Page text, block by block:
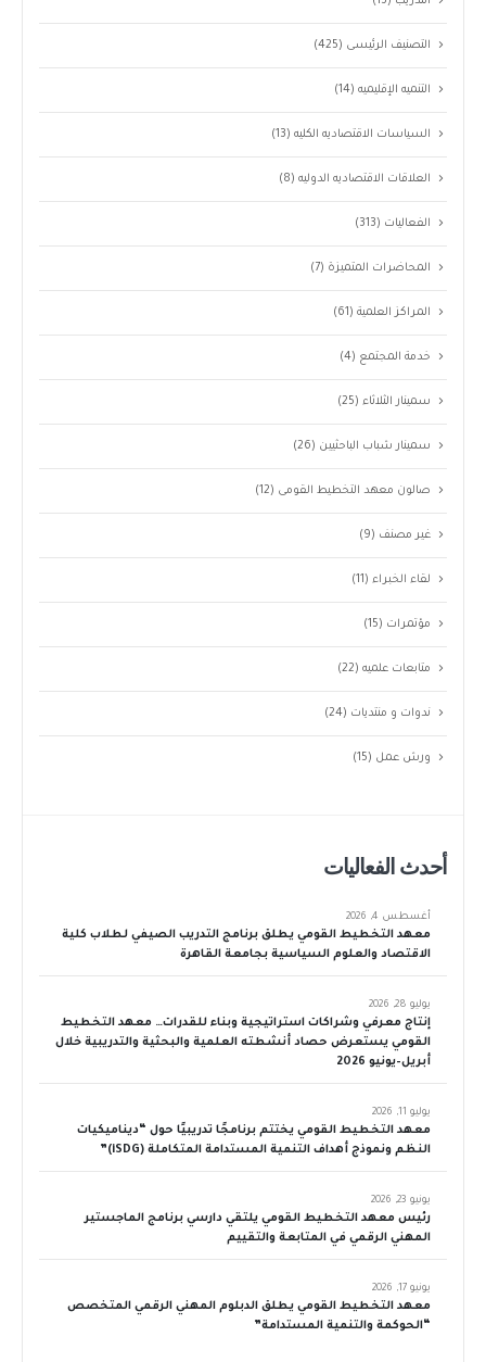
التصنيف الرئيسى (425)
التنميه الإقليميه(14)
السياسات الاقتصاديه الكليه(13)
العلاقات الاقتصاديه الدوليه(8)
الفعاليات (313)
المحاضرات المتميزة (7)
المراكز العلمية(61)
خدمة المجتمع (4)
سمينار الثلاثاء(25)
سمينار شباب الباحثيين (26)
صالون معهد التخطيط القومى (12)
غير مصنف (9)
لقاء الخبراء(11)
مؤتمرات (15)
متابعات علميه(22)
ندوات و منتديات (24)
ورش عمل (15)
أحدث الفعاليات
معهد التخطيط القومي يطلق برنامج التدريب الصيفي لطلاب كلية
الاقتصاد والعلوم السياسية بجامعة القاهرة
أغسطس 4, 2026
إنتاج معرفي وشراكات استراتيجية وبناء للقدرات… معهد التخطيط
القومي يستعرض حصاد أنشطته العلمية والبحثية والتدريبية خلال
أبريل–يونيو 2026
يوليو 28, 2026
معهد التخطيط القومي يختتم برنامجًا تدريبيًا حول “ديناميكيات
النظم ونموذج أهداف التنمية المستدامة المتكاملة (iSDG)”
يوليو 11, 2026
رئيس معهد التخطيط القومي يلتقي دارسي برنامج الماجستير
المهني الرقمي في المتابعة والتقييم
يونيو 23, 2026
معهد التخطيط القومي يطلق الدبلوم المهني الرقمي المتخصص
“الحوكمة والتنمية المستدامة”
يونيو 17, 2026